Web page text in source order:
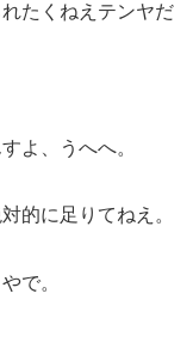
たくねえテンヤだ
よ、うへへ。
的に足りてねえ。
で。